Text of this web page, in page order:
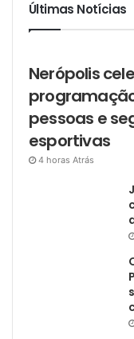
Últimas Notícias
Nerópolis
pessoas e
esportivas
4 horas Atrás